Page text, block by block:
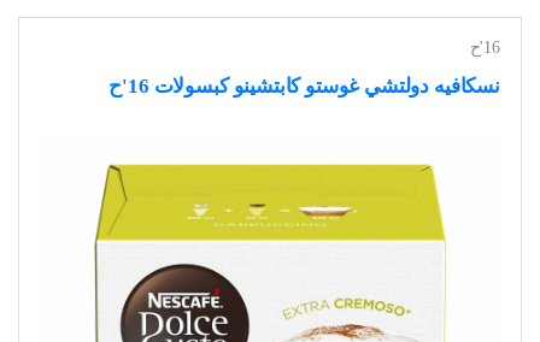
16'ح
نسكافيه دولتشي غوستو كابتشينو كبسولات 16'ح